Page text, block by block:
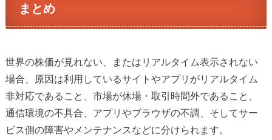
まとめ
世界の株価が見れない、またはリアルタイム表示されない
場合、原因は利用しているサイトやアプリがリアルタイム
非対応であること、市場が休場・取引時間外であること、
通信環境の不具合、アプリやブラウザの不調、そしてサー
ビス側の障害やメンテナンスなどに分けられます。